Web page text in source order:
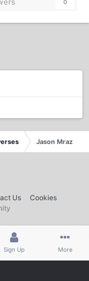
0
Jason Mraz
Us Cookies
Sign Up More